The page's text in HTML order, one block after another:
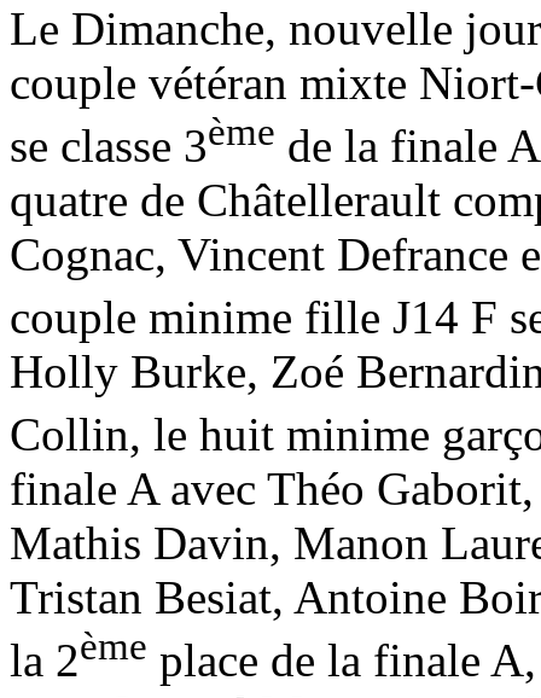
Le Dimanche, nouvelle
couple vétéran mixte
se classe 3ème de la finale
quatre de Châtellerault
Cognac, Vincent Defrance
couple minime fille J14 F
Holly Burke, Zoé
Collin, le huit minime
finale A avec Théo
Mathis Davin, Manon
Tristan Besiat, Antoine
la 2ème place de la finale